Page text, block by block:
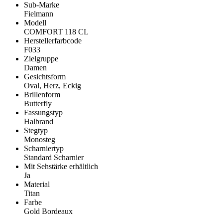
Sub-Marke
Fielmann
Modell
COMFORT 118 CL
Herstellerfarbcode
F033
Zielgruppe
Damen
Gesichtsform
Oval, Herz, Eckig
Brillenform
Butterfly
Fassungstyp
Halbrand
Stegtyp
Monosteg
Scharniertyp
Standard Scharnier
Mit Sehstärke erhältlich
Ja
Material
Titan
Farbe
Gold Bordeaux